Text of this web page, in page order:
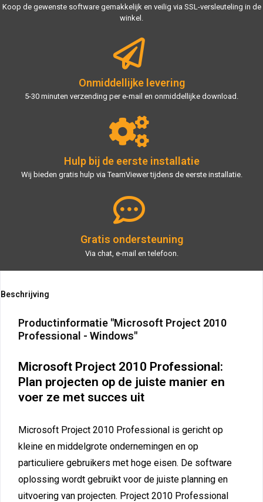
Koop de gewenste software gemakkelijk en veilig via SSL-versleuteling in de
winkel.
Onmiddellijke levering
5-30 minuten verzending per e-mail en onmiddellijke download.
Hulp bij de eerste installatie
Wij bieden gratis hulp via TeamViewer tijdens de eerste installatie.
Gratis ondersteuning
Via chat, e-mail en telefoon.
Beschrijving
Productinformatie "Microsoft Project 2010
Professional - Windows"
Microsoft Project 2010 Professional:
Plan projecten op de juiste manier en
voer ze met succes uit
Microsoft Project 2010 Professional is gericht op
kleine en middelgrote ondernemingen en op
particuliere gebruikers met hoge eisen. De software
oplossing wordt gebruikt voor de juiste planning en
uitvoering van projecten. Project 2010 Professional